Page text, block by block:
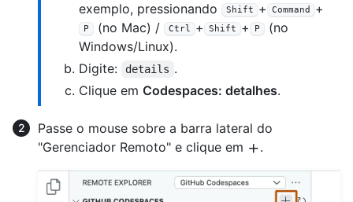
exemplo, pressionando
Shift + Command +
P (no Mac) / Ctrl + Shift + P
(no
Windows/Linux).
Digite:
details .
Clique em Codespaces: detalhes.
Passe o mouse sobre a barra lateral do
"Gerenciador Remoto" e clique em
.